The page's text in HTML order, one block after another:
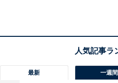
最新 一週間